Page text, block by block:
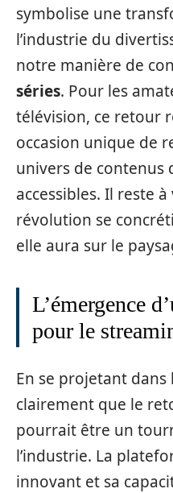
symbolise une
l’industrie du
notre manière de
séries. Pour les
télévision, ce retour
occasion unique de
univers de contenus
accessibles. Il reste
révolution se
elle aura sur le
L’émergence
pour le
En se projetant dans
clairement que le
pourrait être un
l’industrie. La
innovant et sa